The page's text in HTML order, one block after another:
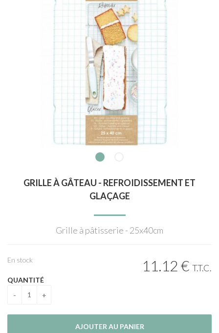
GRILLE À GÂTEAU - REFROIDISSEMENT ET
GLAÇAGE
Grille à pâtisserie - 25x40cm
11.12€ T.T.C.
En stock
QUANTITÉ